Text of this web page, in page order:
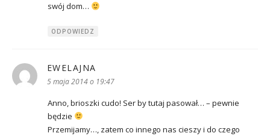
swój dom…
ODPOWIEDZ
EWELAJNA
5 maja 2014 o 19:47
Anno, brioszki cudo! Ser by tutaj pasował… – pewnie
będzie
Przemijamy…, zatem co innego nas cieszy i do czego